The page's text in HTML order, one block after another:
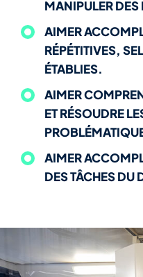
MANIPULER
AIMER
RÉPÉTITIVES,
ÉTABLIES.
AIMER
ET RÉSOUDRE
AIMER
DES TÂCHES DU